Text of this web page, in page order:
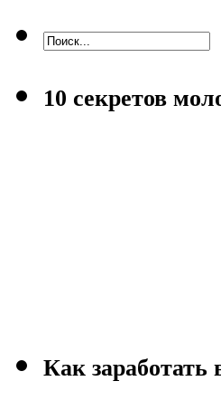
10 секретов
Как